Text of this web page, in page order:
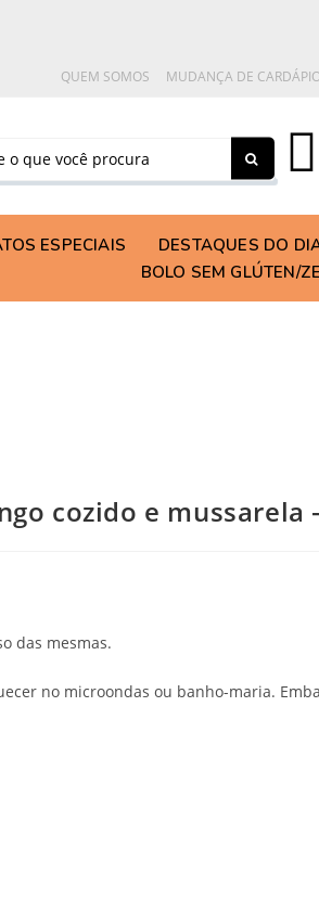
QUEM SOMOS MUDANÇA DE
ESPECIAIS DESTAQUES DO
BOLO SEM GLÚTEN/
cozido e mussarela
das mesmas.
no microondas ou banho-maria.